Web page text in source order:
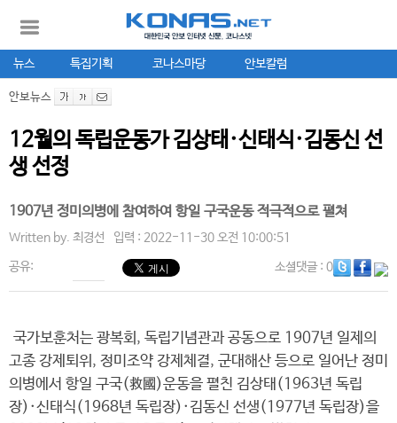
뉴스 특집기획 코나스마당 안보칼럼
안보뉴스
12월의 독립운동가 김상태·신태식·김동신 선
생 선정
1907년 정미의병에 참여하여 항일 구국운동 적극적으로 펼쳐
Written by. 최경선 입력 : 2022-11-30 오전 10:00:51
공유: 소셜댓글: 0
국가보훈처는 광복회, 독립기념관과 공동으로 1907년 일제의
고종 강제퇴위, 정미조약 강제체결, 군대해산 등으로 일어난 정미
의병에서 항일 구국(救國)운동을 펼친 김상태(1963년 독립
장)·신태식(1968년 독립장)·김동신 선생(1977년 독립장)을